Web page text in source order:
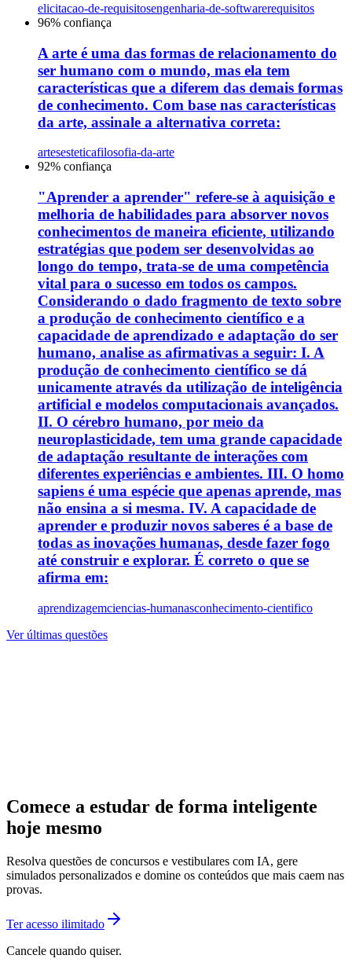
elicitacao-de-requisitosengenharia-de-softwarerequisitos
96% confiança
A arte é uma das formas de relacionamento do
ser humano com o mundo, mas ela tem
características que a diferem das demais formas
de conhecimento. Com base nas características
da arte, assinale a alternativa correta:
artesesteticafilosofia-da-arte
92% confiança
"Aprender a aprender" refere-se à aquisição e
melhoria de habilidades para absorver novos
conhecimentos de maneira eficiente, utilizando
estratégias que podem ser desenvolvidas ao
longo do tempo, trata-se de uma competência
vital para o sucesso em todos os campos.
Considerando o dado fragmento de texto sobre
a produção de conhecimento científico e a
capacidade de aprendizado e adaptação do ser
humano, analise as afirmativas a seguir: I. A
produção de conhecimento científico se dá
unicamente através da utilização de inteligência
artificial e modelos computacionais avançados.
II. O cérebro humano, por meio da
neuroplasticidade, tem uma grande capacidade
de adaptação resultante de interações com
diferentes experiências e ambientes. III. O homo
sapiens é uma espécie que apenas aprende, mas
não ensina a si mesma. IV. A capacidade de
aprender e produzir novos saberes é a base de
todas as inovações humanas, desde fazer fogo
até construir e explorar. É correto o que se
afirma em:
aprendizagemciencias-humanasconhecimento-cientifico
Ver últimas questões
Comece a estudar de forma inteligente
hoje mesmo
Resolva questões de concursos e vestibulares com IA, gere
simulados personalizados e domine os conteúdos que mais caem nas
provas.
Ter acesso ilimitado
Cancele quando quiser.